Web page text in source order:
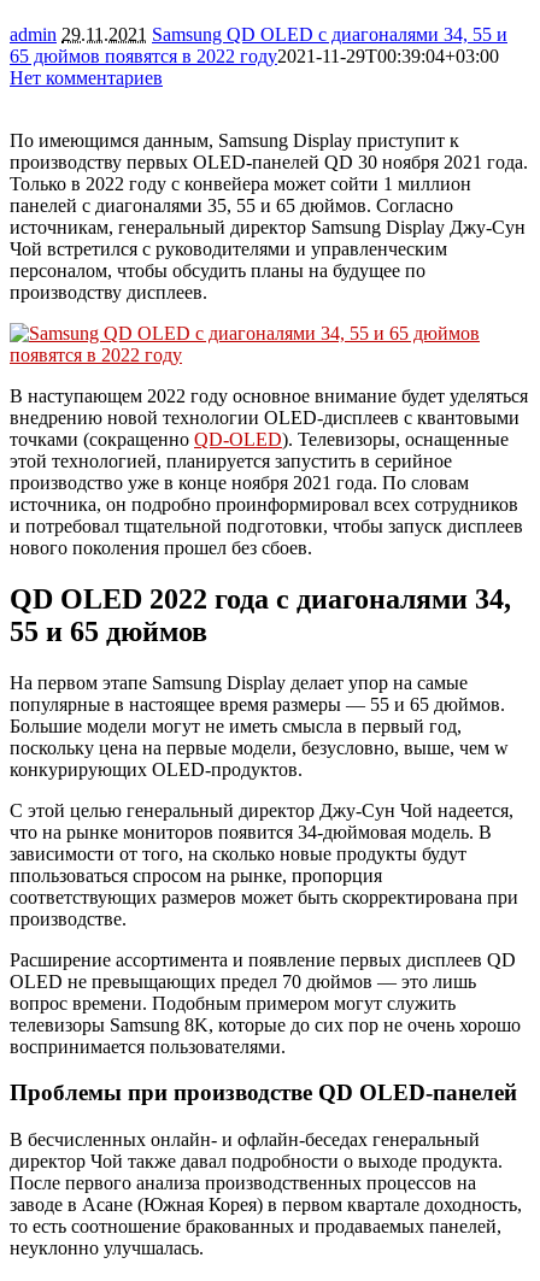
admin 29.11.2021 Samsung QD OLED с диагоналями 34, 55 и
65 дюймов появятся в 2022 году2021-11-29T00:39:04+03:00
Нет комментариев
По имеющимся данным, Samsung Display приступит к
производству первых OLED-панелей QD 30 ноября 2021 года.
Только в 2022 году с конвейера может сойти 1 миллион
панелей с диагоналями 35, 55 и 65 дюймов. Согласно
источникам, генеральный директор Samsung Display Джу-Сун
Чой встретился с руководителями и управленческим
персоналом, чтобы обсудить планы на будущее по
производству дисплеев.
В наступающем 2022 году основное внимание будет уделяться
внедрению новой технологии OLED-дисплеев с квантовыми
точками (сокращенно QD-OLED). Телевизоры, оснащенные
этой технологией, планируется запустить в серийное
производство уже в конце ноября 2021 года. По словам
источника, он подробно проинформировал всех сотрудников
и потребовал тщательной подготовки, чтобы запуск дисплеев
нового поколения прошел без сбоев.
QD OLED 2022 года с диагоналями 34,
55 и 65 дюймов
На первом этапе Samsung Display делает упор на самые
популярные в настоящее время размеры — 55 и 65 дюймов.
Большие модели могут не иметь смысла в первый год,
поскольку цена на первые модели, безусловно, выше, чем w
конкурирующих OLED-продуктов.
С этой целью генеральный директор Джу-Сун Чой надеется,
что на рынке мониторов появится 34-дюймовая модель. В
зависимости от того, на сколько новые продукты будут
ппользоваться спросом на рынке, пропорция
соответствующих размеров может быть скорректирована при
производстве.
Расширение ассортимента и появление первых дисплеев QD
OLED не превыщающих предел 70 дюймов — это лишь
вопрос времени. Подобным примером могут служить
телевизоры Samsung 8K, которые до сих пор не очень хорошо
воспринимается пользователями.
Проблемы при производстве QD OLED-панелей
В бесчисленных онлайн- и офлайн-беседах генеральный
директор Чой также давал подробности о выходе продукта.
После первого анализа производственных процессов на
заводе в Асане (Южная Корея) в первом квартале доходность,
то есть соотношение бракованных и продаваемых панелей,
неуклонно улучшалась.